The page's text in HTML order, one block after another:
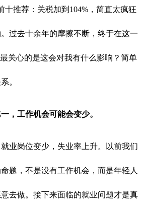
推荐：关税加到104%，简直太疯狂
过去十余年的摩擦不断，终于在这一
关心的是这会对我有什么影响？简单
。
， 工作机会可能会变少。
业岗位变少，失业率上升。以前我们
题，不是没有工作机会，而是年轻人
去做。接下来面临的就业问题才是真